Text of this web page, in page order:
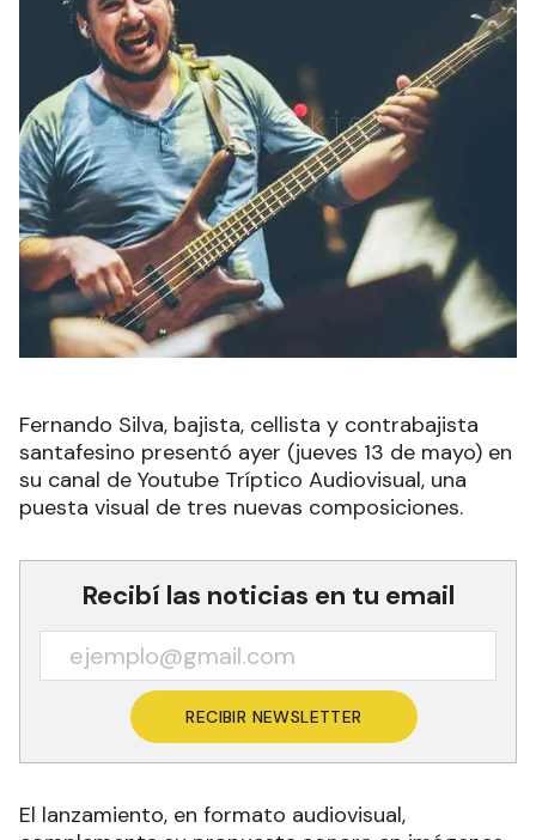
Fernando Silva, bajista, cellista y contrabajista
santafesino presentó ayer (jueves 13 de mayo) en
su canal de Youtube Tríptico Audiovisual, una
puesta visual de tres nuevas composiciones.
Recibí las noticias en tu email
RECIBIR NEWSLETTER
El lanzamiento, en formato audiovisual,